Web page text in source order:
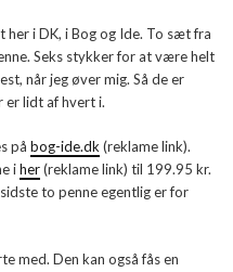
i DK, i Bog og Ide. To sæt fra
Seks stykker for at være helt
når jeg øver mig. Så de er
er lidt af hvert i.
på bog-ide.dk(reklame link).
iher(reklame link) til 199.95 kr.
to penne egentlig er for
med. Den kan også fås en